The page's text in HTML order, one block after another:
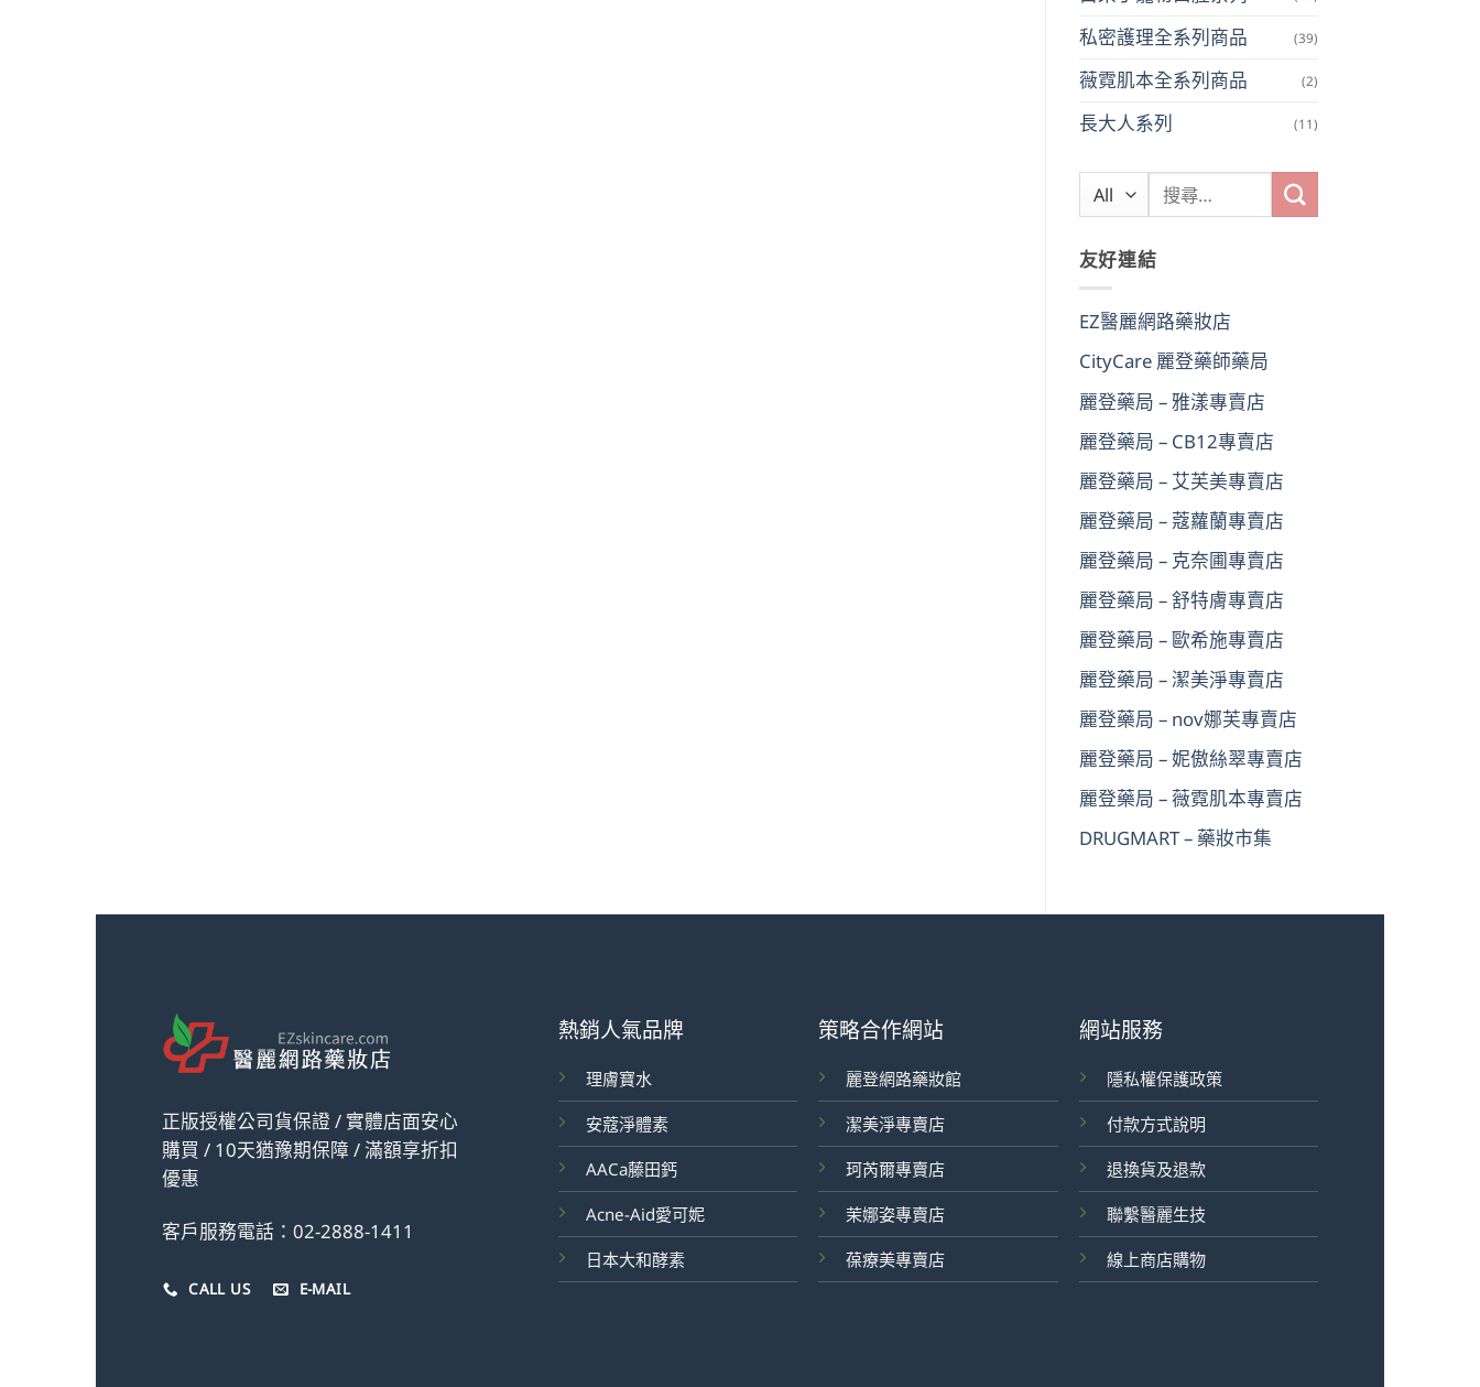
私密護理全系列商品 (39)
薇霓肌本全系列商品 (2)
長大人系列 (11)
尋
鍵
友好連結
EZ醫麗網路藥妝店
CityCare 麗登藥師藥局
麗登藥局 – 雅漾專賣店
麗登藥局 – CB12專賣店
麗登藥局 – 艾芙美專賣店
麗登藥局 – 蔻蘿蘭專賣店
麗登藥局 – 克奈圃專賣店
麗登藥局 – 舒特膚專賣店
麗登藥局 – 歐希施專賣店
麗登藥局 – 潔美淨專賣店
麗登藥局 – nov娜芙專賣店
麗登藥局 – 妮傲絲翠專賣店
麗登藥局 – 薇霓肌本專賣店
DRUGMART – 藥妝市集
正版授權公司貨保證 / 實體店面安心
購買 / 10天猶豫期保障 / 滿額享折扣
優惠
客戶服務電話：02-2888-1411
CALL US E-MAIL
熱銷人氣品牌
理膚寶水
安蔻淨體素
AACa藤田鈣
Acne-Aid愛可妮
日本大和酵素
策略合作網站
麗登網路藥妝館
潔美淨專賣店
珂芮爾專賣店
茉娜姿專賣店
葆療美專賣店
網站服務
隱私權保護政策
付款方式說明
退換貨及退款
聯繫醫麗生技
線上商店購物